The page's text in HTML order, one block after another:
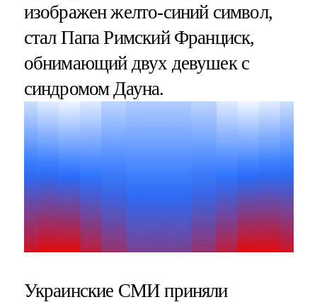
изображен желто-синий символ,
стал Папа Римский Франциск,
обнимающий двух девушек с
синдромом Дауна.
Украинские СМИ приняли